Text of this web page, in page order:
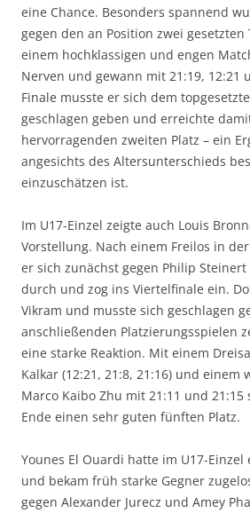
eine Chance. Besonders spannend
gegen den an Position zwei gesetzten
einem hochklassigen und engen
Nerven und gewann mit 21:19, 12:21
Finale musste er sich dem
geschlagen geben und erreichte
hervorragenden zweiten Platz – ein
angesichts des Altersunterschieds
einzuschätzen ist.
Im U17-Einzel zeigte auch Louis
Vorstellung. Nach einem Freilos in
er sich zunächst gegen Philip
durch und zog ins Viertelfinale ein.
Vikram und musste sich geschlagen
anschließenden Platzierungsspielen
eine starke Reaktion. Mit einem
Kalkar (12:21, 21:8, 21:16) und einem
Marco Kaibo Zhu mit 21:11 und
Ende einen sehr guten fünften Platz.
Younes El Ouardi hatte im U17-Einzel
und bekam früh starke Gegner
gegen Alexander Jurecz und Amey